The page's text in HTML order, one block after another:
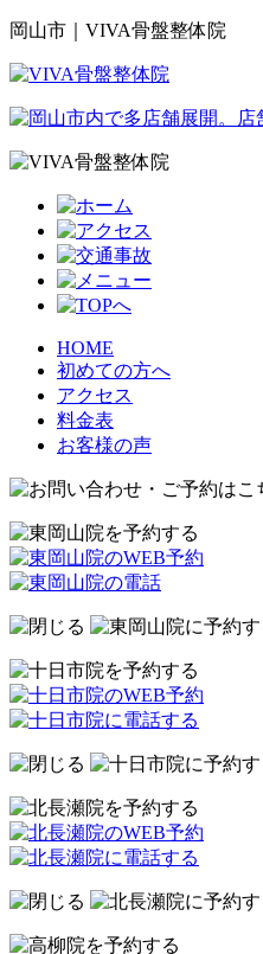
岡山市｜VIVA骨盤整体院
HOME
初めての方へ
アクセス
料金表
お客様の声